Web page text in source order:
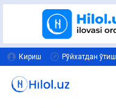
Кириш Рўйхатдан ўтиш